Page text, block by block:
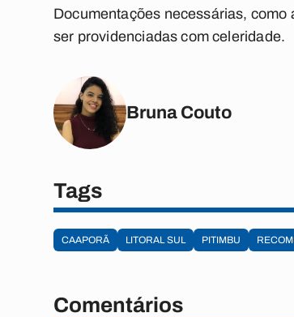
Documentações necessárias,
ser providenciadas com celeridade.
Bruna Couto
Tags
CAAPORÃ LITORAL SUL PITIMBU
Comentários